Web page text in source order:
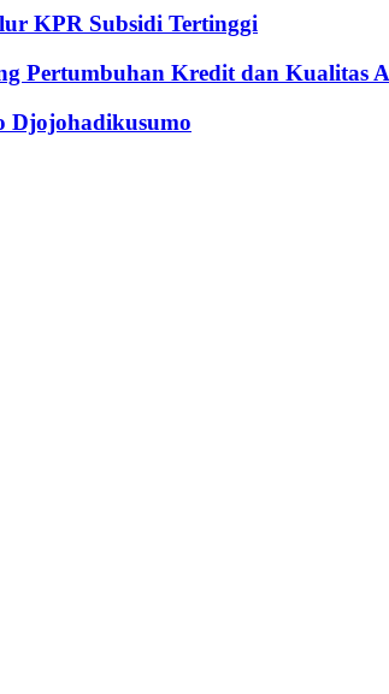
KPR Subsidi Tertinggi
Pertumbuhan Kredit dan Kualitas
Djojohadikusumo